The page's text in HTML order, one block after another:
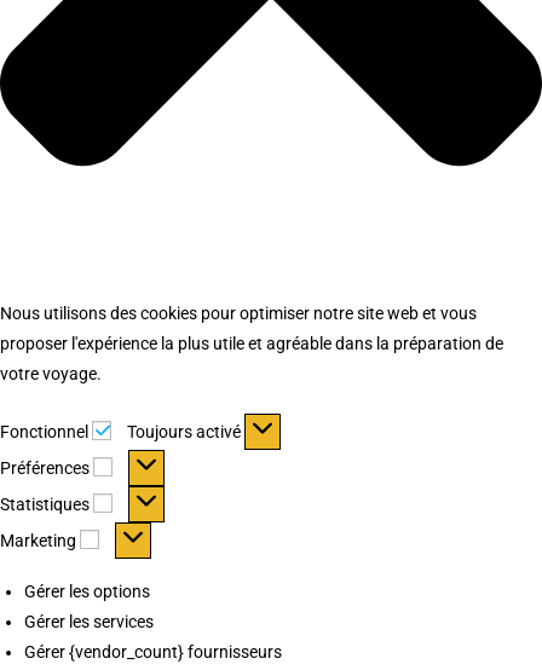
Nous utilisons des cookies pour optimiser notre site web et vous
proposer l'expérience la plus utile et agréable dans la préparation de
votre voyage.
Fonctionnel Fonctionnel
Toujours activé
Préférences
Préférences
Statistiques Statistiques
Marketing Marketing
Gérer les options
Gérer les services
Gérer {vendor_count} fournisseurs